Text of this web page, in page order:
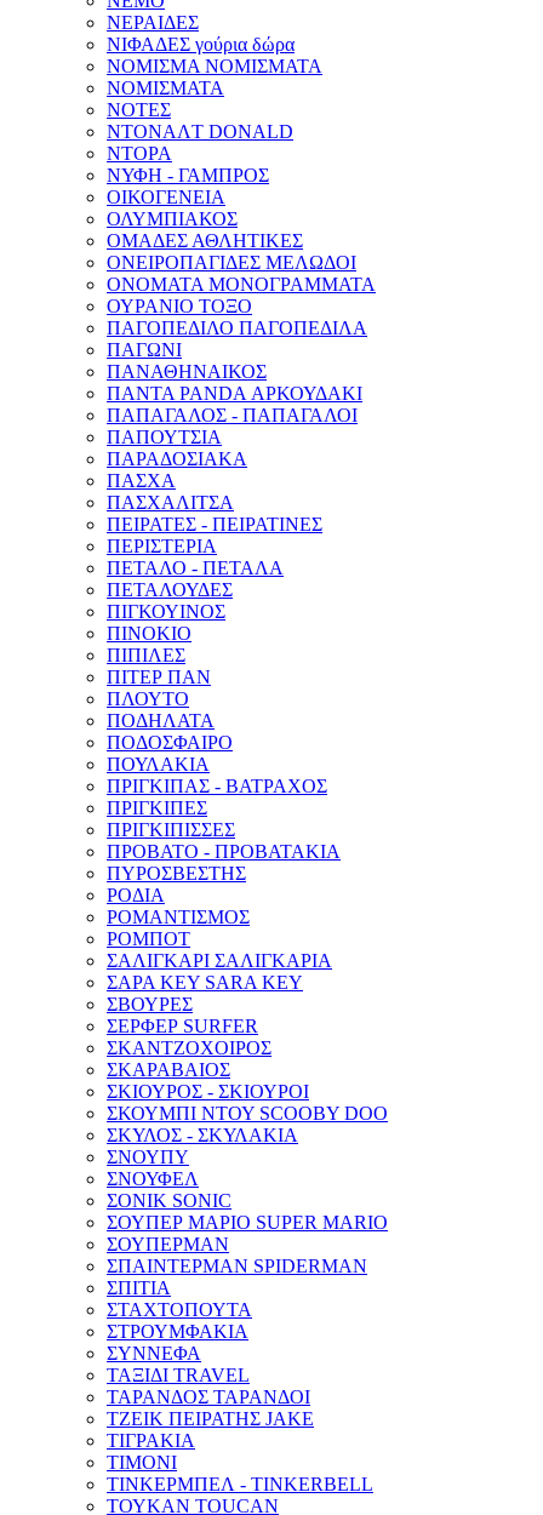
ΝΕΡΑΙΔΕΣ
ΝΙΦΑΔΕΣ γούρια δώρα
ΝΟΜΙΣΜΑ ΝΟΜΙΣΜΑΤΑ
ΝΟΜΙΣΜΑΤΑ
ΝΟΤΕΣ
ΝΤΟΝΑΛT DONALD
ΝΤΟΡΑ
ΝΥΦΗ - ΓΑΜΠΡΟΣ
ΟΙΚΟΓΕΝΕΙΑ
ΟΛΥΜΠΙΑΚΟΣ
ΟΜΑΔΕΣ ΑΘΛΗΤΙΚΕΣ
ΟΝΕΙΡΟΠΑΓΙΔΕΣ ΜΕΛΩΔΟΙ
ΟΝΟΜΑΤΑ ΜΟΝΟΓΡΑΜΜΑΤΑ
ΟΥΡΑΝΙΟ ΤΟΞΟ
ΠΑΓΟΠΕΔΙΛΟ ΠΑΓΟΠΕΔΙΛΑ
ΠΑΓΩΝΙ
ΠΑΝΑΘΗΝΑΙΚΟΣ
ΠΑΝΤΑ PANDA ΑΡΚΟΥΔΑΚΙ
ΠΑΠΑΓΑΛΟΣ - ΠΑΠΑΓΑΛΟΙ
ΠΑΠΟΥΤΣΙΑ
ΠΑΡΑΔΟΣΙΑΚΑ
ΠΑΣΧΑ
ΠΑΣΧΑΛΙΤΣΑ
ΠΕΙΡΑΤΕΣ - ΠΕΙΡΑΤΙΝΕΣ
ΠΕΡΙΣΤΕΡΙΑ
ΠΕΤΑΛΟ - ΠΕΤΑΛΑ
ΠΕΤΑΛΟΥΔΕΣ
ΠΙΓΚΟΥΙΝΟΣ
ΠΙΝΟΚΙΟ
ΠΙΠΙΛΕΣ
ΠΙΤΕΡ ΠΑΝ
ΠΛΟΥΤΟ
ΠΟΔΗΛΑΤΑ
ΠΟΔΟΣΦΑΙΡΟ
ΠΟΥΛΑΚΙΑ
ΠΡΙΓΚΙΠΑΣ - ΒΑΤΡΑΧΟΣ
ΠΡΙΓΚΙΠΕΣ
ΠΡΙΓΚΙΠΙΣΣΕΣ
ΠΡΟΒΑΤΟ - ΠΡΟΒΑΤΑΚΙΑ
ΠΥΡΟΣΒΕΣΤΗΣ
ΡΟΔΙΑ
ΡΟΜΑΝΤΙΣΜΟΣ
ΡΟΜΠΟΤ
ΣΑΛΙΓΚΑΡΙ ΣΑΛΙΓΚΑΡΙΑ
ΣΑΡΑ ΚΕΥ SARA KEY
ΣΒΟΥΡΕΣ
ΣΕΡΦΕΡ SURFER
ΣΚΑΝΤΖΟΧΟΙΡΟΣ
ΣΚΑΡΑΒΑΙΟΣ
ΣΚΙΟΥΡΟΣ - ΣΚΙΟΥΡΟΙ
ΣΚΟΥΜΠΙ ΝΤΟΥ SCOOBY DOO
ΣΚΥΛΟΣ - ΣΚΥΛΑΚΙΑ
ΣΝΟΥΠΥ
ΣΝΟΥΦΕΛ
ΣΟΝΙΚ SONIC
ΣΟΥΠΕΡ ΜΑΡΙΟ SUPER MARIO
ΣΟΥΠΕΡΜΑΝ
ΣΠΑΙΝΤΕΡΜΑΝ SPIDERMAN
ΣΠΙΤΙΑ
ΣΤΑΧΤΟΠΟΥΤΑ
ΣΤΡΟΥΜΦΑΚΙΑ
ΣΥΝΝΕΦΑ
ΤΑΞΙΔΙ TRAVEL
ΤΑΡΑΝΔΟΣ ΤΑΡΑΝΔΟΙ
ΤΖΕΙΚ ΠΕΙΡΑΤΗΣ JAKE
ΤΙΓΡΑΚΙΑ
ΤΙΜΟΝΙ
ΤΙΝΚΕΡΜΠΕΛ - ΤINKERBELL
ΤΟΥΚΑΝ TOUCAN